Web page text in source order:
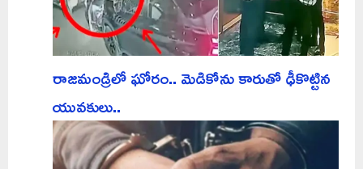
రాజమండ్రిలో ఘోరం.. మెడికోను కారుతో ఢీకొట్టిన
యువకులు..